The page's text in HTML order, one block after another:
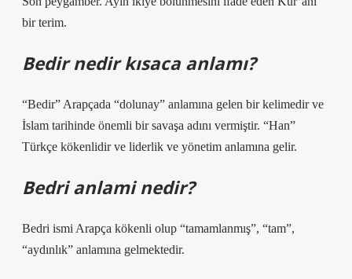
bir terim.
Bedir nedir kısaca anlamı?
“Bedir” Arapçada “dolunay” anlamına gelen bir kelimedir ve
İslam tarihinde önemli bir savaşa adını vermiştir. “Han”
Türkçe kökenlidir ve liderlik ve yönetim anlamına gelir.
Bedri anlami nedir?
Bedri ismi Arapça kökenli olup “tamamlanmış”, “tam”,
“aydınlık” anlamına gelmektedir.